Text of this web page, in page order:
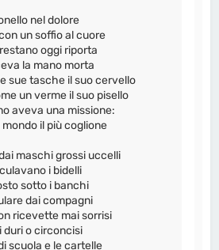
nel dolore
un soffio al cuore
oggi riporta
la mano morta
sue tasche il suo cervello
un verme il suo pisello
aveva una missione:
il più coglione
maschi grossi uccelli
i bidelli
sotto i banchi
dai compagni
ricevette mai sorrisi
duri o circoncisi
scuola e le cartelle